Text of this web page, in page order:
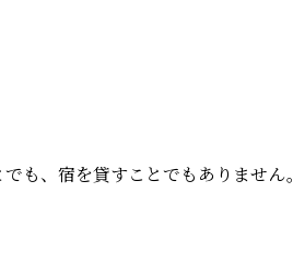
も、宿を貸すことでもありません。